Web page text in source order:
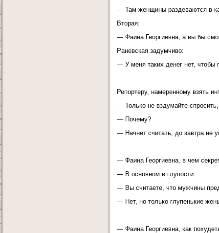
— Там женщины раздеваются в
Вторая:
— Фаина Георгиевна, а вы бы
Раневская задумчиво:
— У меня таких денег нет, чтобы
Репортеру, намеренному взять
— Только не вздумайте
— Почему?
— Начнет считать, до завтра не
— Фаина Георгиевна, в чем
— В основном в глупости.
— Вы считаете, что мужчины
— Нет, но только глупенькие
— Фаина Георгиевна, как